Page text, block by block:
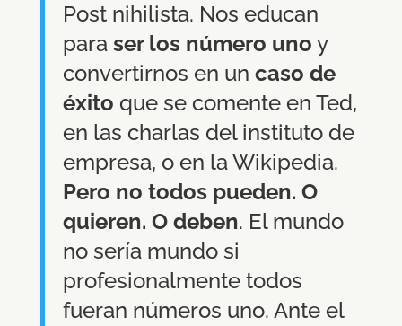
Post nihilista. Nos educan
para ser los número uno y
convertirnos en un caso de
éxito que se comente en Ted,
en las charlas del instituto de
empresa, o en la Wikipedia.
Pero no todos pueden. O
quieren. O deben. El mundo
no sería mundo si
profesionalmente todos
fueran números uno. Ante el